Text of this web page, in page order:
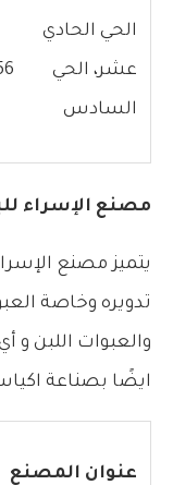
الحي الحادي
عشر، الحي
السادس
مصنع الإسراء
يتميز مصنع
تدويره وخاصة
والعبوات اللبن و
ايضًا بصناعة
عنوان المصنع